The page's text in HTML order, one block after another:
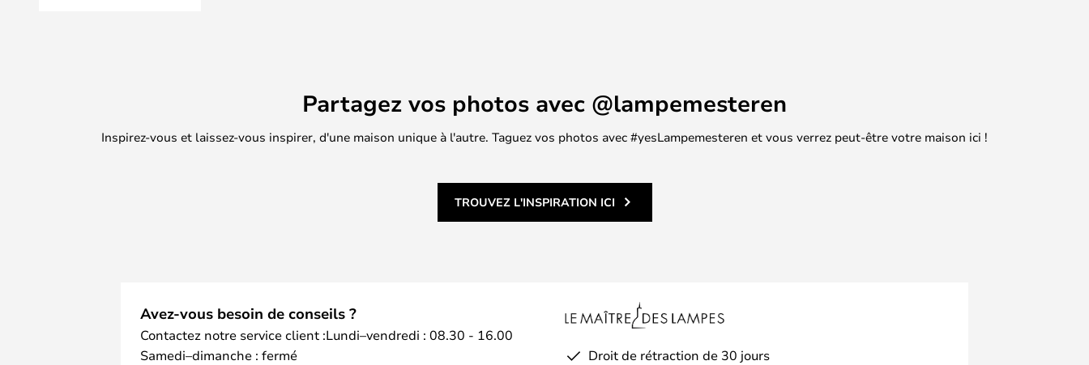
Partagez vos photos avec @lampemesteren
Inspirez-vous et laissez-vous inspirer, d'une maison unique à l'autre. Taguez vos photos avec #yesLampemesteren et vous verrez peut-être votre maison ici !
TROUVEZ L'INSPIRATION ICI
Avez-vous besoin de conseils ?
Contactez notre service client :Lundi–vendredi : 08.30 - 16.00
Samedi–dimanche : fermé
Droit de rétraction de 30 jours